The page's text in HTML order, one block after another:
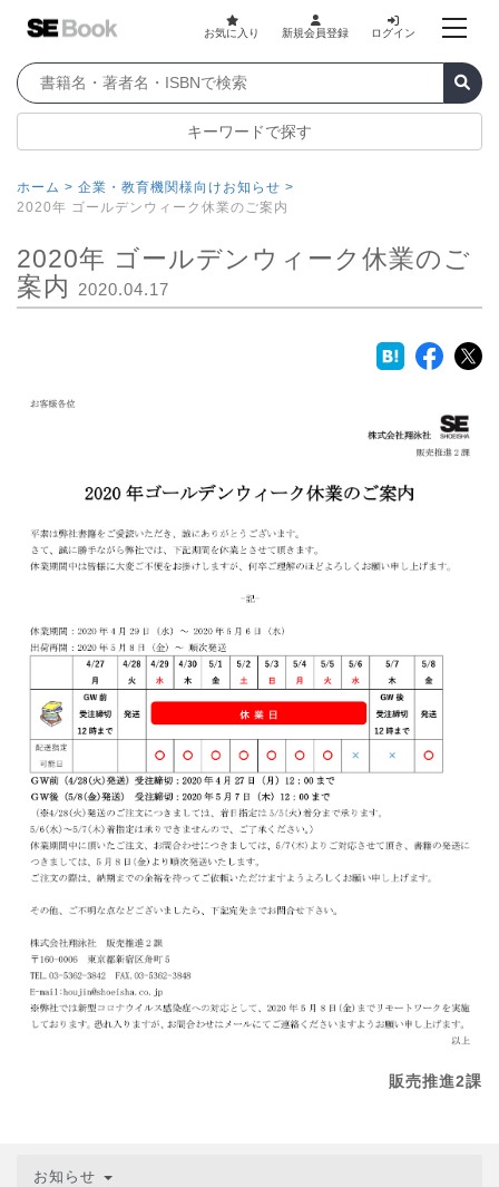
お気に入り 新規会員登録 ログイン
キーワードで探す
ホーム > 企業・教育機関様向けお知らせ >
2020年 ゴールデンウィーク休業のご案内
2020年 ゴールデンウィーク休業のご
案内
2020.04.17
販売推進2課
お知らせ